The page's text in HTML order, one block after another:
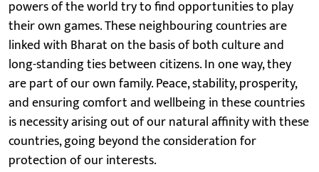
powers of the world try to find opportunities to play
their own games. These neighbouring countries are
linked with Bharat on the basis of both culture and
long-standing ties between citizens. In one way, they
are part of our own family. Peace, stability, prosperity,
and ensuring comfort and wellbeing in these countries
is necessity arising out of our natural affinity with these
countries, going beyond the consideration for
protection of our interests.